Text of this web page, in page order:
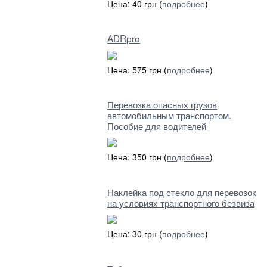
Цена: 40 грн (подробнее)
ADRpro
Цена: 575 грн (подробнее)
Перевозка опасных грузов
автомобильным транспортом.
Пособие для водителей
Цена: 350 грн (подробнее)
Наклейка под стекло для перевозок
на условиях транспортного безвиза
Цена: 30 грн (подробнее)